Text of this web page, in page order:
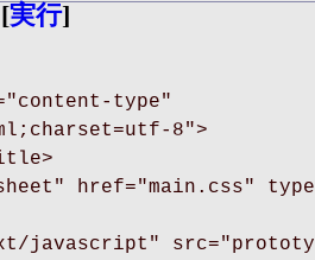
実行]
type"
8">
href="main.css"
javascript"